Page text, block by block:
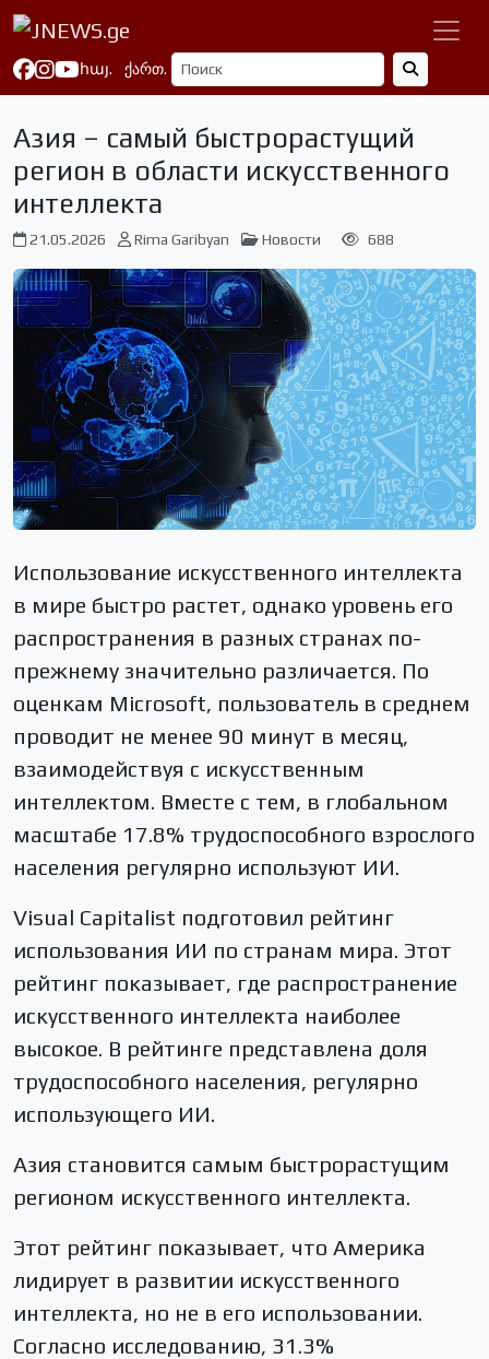
հայ. ქართ.
Азия – самый быстрорастущий
регион в области искусственного
интеллекта
21.05.2026 Rima Garibyan Новости 688
Использование искусственного интеллекта
в мире быстро растет, однако уровень его
распространения в разных странах по-
прежнему значительно различается. По
оценкам Microsoft, пользователь в среднем
проводит не менее 90 минут в месяц,
взаимодействуя с искусственным
интеллектом. Вместе с тем, в глобальном
масштабе 17.8% трудоспособного взрослого
населения регулярно используют ИИ.
Visual Capitalist подготовил рейтинг
использования ИИ по странам мира. Этот
рейтинг показывает, где распространение
искусственного интеллекта наиболее
высокое. В рейтинге представлена доля
трудоспособного населения, регулярно
использующего ИИ.
Азия становится самым быстрорастущим
регионом искусственного интеллекта.
Этот рейтинг показывает, что Америка
лидирует в развитии искусственного
интеллекта, но не в его использовании.
Согласно исследованию, 31.3%